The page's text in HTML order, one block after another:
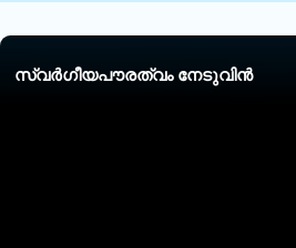
സ്വർ​ഗീയപൗരത്വം നേടുവിൻ